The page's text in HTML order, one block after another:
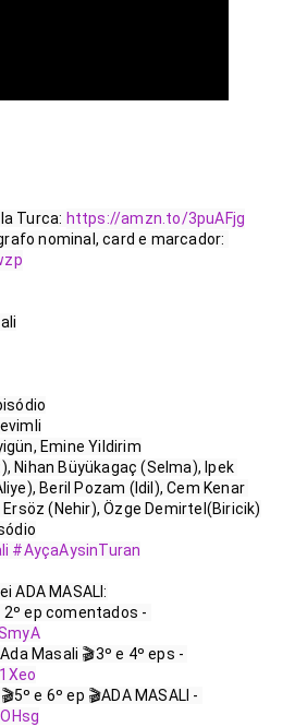
Turca: https://amzn.to/3puAFjg
nominal, card e marcador:
Emine Yildirim
Nihan Büyükagaç (Selma), Ipek
Beril Pozam (Idil), Cem Kenar
(Nehir), Özge Demirtel(Biricik)
#AyçaAysinTuran
ADA MASALI:
2º ep comentados -
Masali 🎬3º e 4º eps -
e 6º ep 🎬ADA MASALI -